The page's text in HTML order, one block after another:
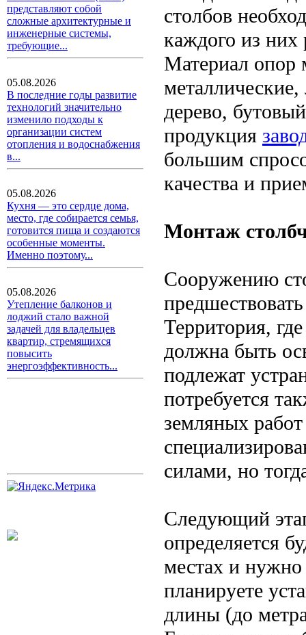
представляют собой
сложные архитектурные и
инженерные системы,
требующие...
05.08.2026
В последние годы развитие
технологий значительно
изменило подходы к
организации систем
отопления и водоснабжения
в...
05.08.2026
Кухня — это сердце дома,
место, где собирается семья,
готовится пища и создаются
особенные моменты.
Именно поэтому...
05.08.2026
Утепление балконов и
лоджий стало важной
задачей для владельцев
квартир, стремящихся
повысить
энергоэффективность...
столбов
каждого из них
Материал опор
дерево,
продукция
большим
качества и
Монтаж
Сооружению
Территория,
должна быть
подлежат
потребуется
земляных
силами, но
Следующий
определяется
местах и нужно
планируете
длины (до